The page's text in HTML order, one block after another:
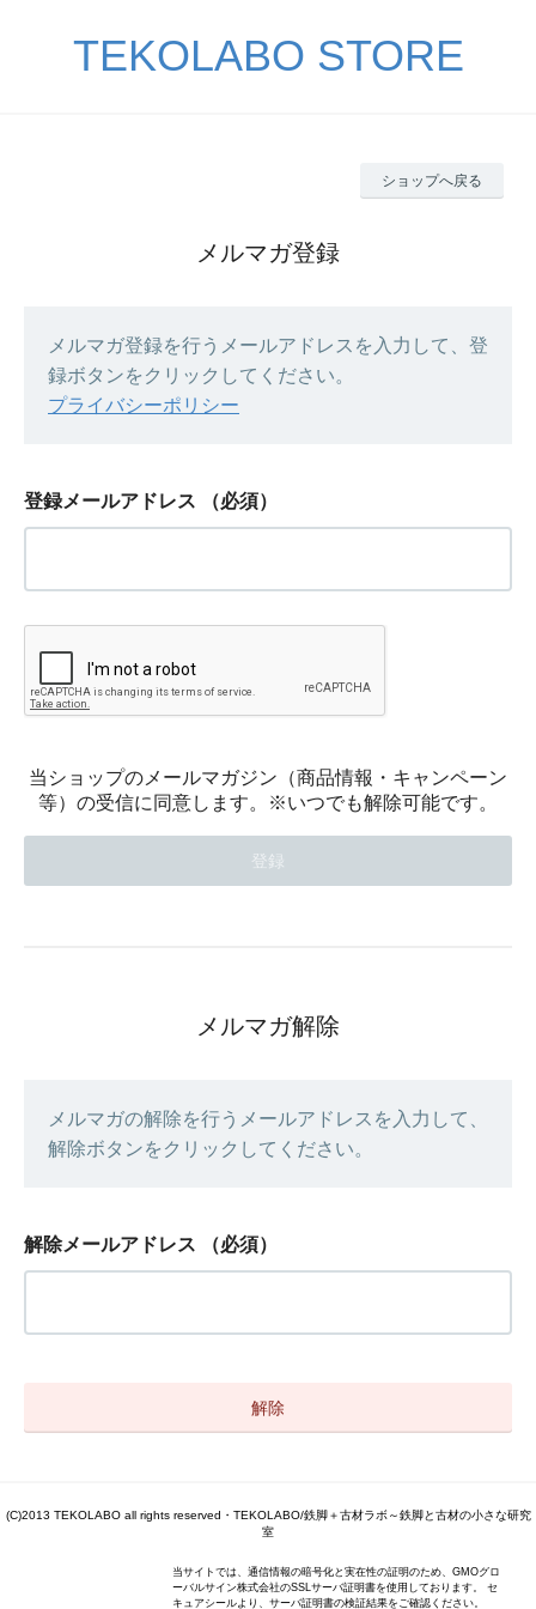
TEKOLABO STORE
ショップへ戻る
メルマガ登録
メルマガ登録を行うメールアドレスを入力して、登
録ボタンをクリックしてください。
プライバシーポリシー
登録メールアドレス （必須）
当ショップのメールマガジン（商品情報・キャンペーン
等）の受信に同意します。※いつでも解除可能です。
メルマガ解除
メルマガの解除を行うメールアドレスを入力して、
解除ボタンをクリックしてください。
解除メールアドレス （必須）
(C)2013 TEKOLABO all rights reserved・TEKOLABO/鉄脚＋古材ラボ～鉄脚と古材の小さな研究
室
当サイトでは、通信情報の暗号化と実在性の証明のため、GMOグロ
ーバルサイン株式会社のSSLサーバ証明書を使用しております。 セ
キュアシールより、サーバ証明書の検証結果をご確認ください。